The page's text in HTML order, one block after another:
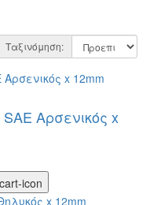
Ταξινόμηση:
Αρσενικός x